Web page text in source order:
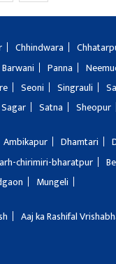
Chhindwara
Barwani Panna
Seoni Singrauli
Sagar Satna Sheopur
Ambikapur Dhamtari
chirimiri-bharatpur
Mungeli
Aaj ka Rashifal